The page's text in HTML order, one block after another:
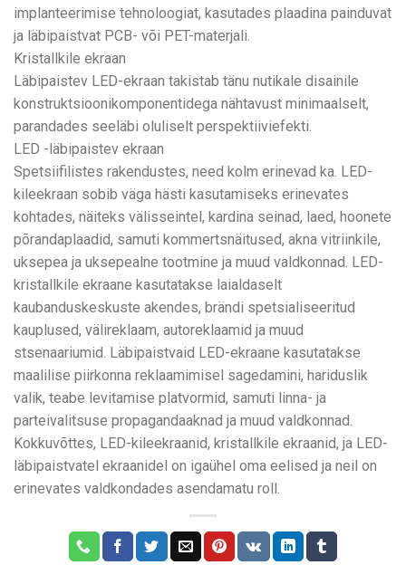
implanteerimise tehnoloogiat, kasutades plaadina painduvat
ja läbipaistvat PCB- või PET-materjali.
Kristallkile ekraan
Läbipaistev LED-ekraan takistab tänu nutikale disainile
konstruktsioonikomponentidega nähtavust minimaalselt,
parandades seeläbi oluliselt perspektiiviefekti.
LED -läbipaistev ekraan
Spetsiifilistes rakendustes, need kolm erinevad ka. LED-
kileekraan sobib väga hästi kasutamiseks erinevates
kohtades, näiteks välisseintel, kardina seinad, laed, hoonete
põrandaplaadid, samuti kommertsnäitused, akna vitriinkile,
uksepea ja uksepealne tootmine ja muud valdkonnad. LED-
kristallkile ekraane kasutatakse laialdaselt
kaubanduskeskuste akendes, brändi spetsialiseeritud
kauplused, välireklaam, autoreklaamid ja muud
stsenaariumid. Läbipaistvaid LED-ekraane kasutatakse
maalilise piirkonna reklaamimisel sagedamini, hariduslik
valik, teabe levitamise platvormid, samuti linna- ja
parteivalitsuse propagandaaknad ja muud valdkonnad.
Kokkuvõttes, LED-kileekraanid, kristallkile ekraanid, ja LED-
läbipaistvatel ekraanidel on igaühel oma eelised ja neil on
erinevates valdkondades asendamatu roll.